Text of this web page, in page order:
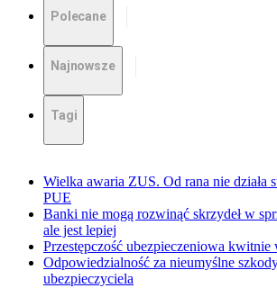
Polecane
Najnowsze
Tagi
Wielka awaria ZUS. Od rana nie działa
PUE
Banki nie mogą rozwinąć skrzydeł w
ale jest lepiej
Przestępczość ubezpieczeniowa kwitnie
Odpowiedzialność za nieumyślne
ubezpieczyciela